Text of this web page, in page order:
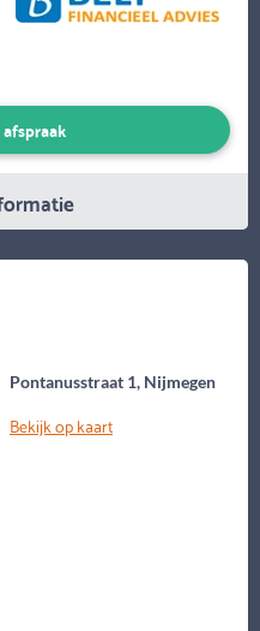
Pontanusstraat 1, Nijmegen
Bekijk op kaart